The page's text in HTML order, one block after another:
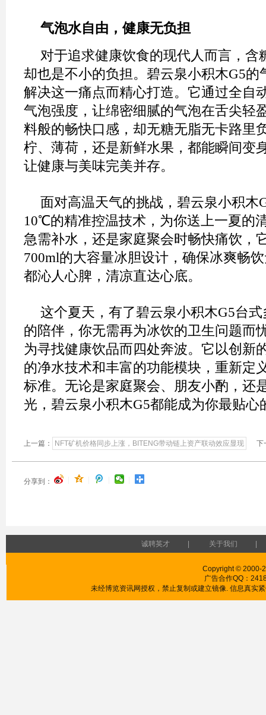
气泡水自由，健康无负担
对于追求健康饮食的现代人而言，含
却也是不小的负担。碧云泉小积木G5的
解决这一痛点而精心打造。它通过全自
气泡强度，让绵密细腻的气泡在舌尖轻
料般的畅快口感，却无糖无脂无卡路里
柠、薄荷，还是新鲜水果，都能瞬间变
让健康与美味完美并存。
面对高温天气的挑战，碧云泉小积木
10℃的精准控温技术，为你送上一夏的
急需补水，还是家庭聚会时畅快痛饮，
700ml的大容量冰胆设计，确保冰爽畅
都沁人心脾，清凉直达心底。
这个夏天，有了碧云泉小积木G5台
的陪伴，你无需再为冰饮的卫生问题而
为寻找健康饮品而四处奔波。它以创新
的净水技术和丰富的功能模块，重新定
标准。无论是家庭聚会、朋友小酌，还
光，碧云泉小积木G5都能成为你最贴心
上一篇： NFT矿机价格同步上涨，BITENG带动链上资产联动效应显现 下
分享到：
诚聘英才 关于我们
Copyright © 2000-
广告合作QQ：
未经博览资讯网授权，禁止复制或建立镜像. 信息真实